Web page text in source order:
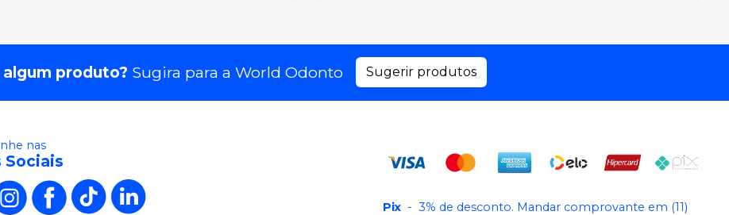
produto? Sugira para a World Odonto Sugerir produtos
nas
Sociais
Pix - 3% de desconto. Mandar comprovante em (11)